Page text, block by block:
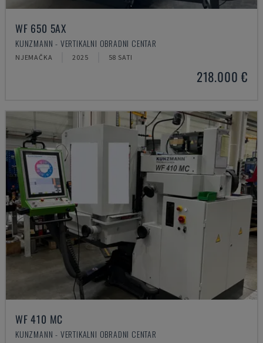
WF 650 5AX
KUNZMANN - VERTIKALNI OBRADNI CENTAR
NJEMAČKA 2025 58 SATI
218.000 €
WF 410 MC
KUNZMANN - VERTIKALNI OBRADNI CENTAR